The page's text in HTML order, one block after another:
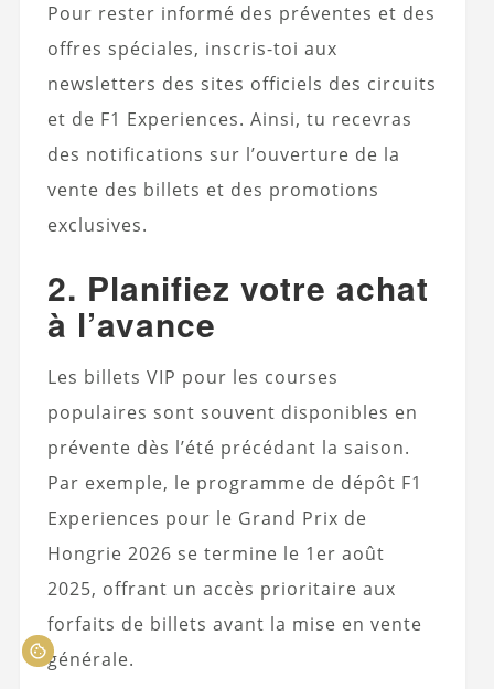
Pour rester informé des préventes et des
offres spéciales, inscris-toi aux
newsletters des sites officiels des circuits
et de F1 Experiences. Ainsi, tu recevras
des notifications sur l’ouverture de la
vente des billets et des promotions
exclusives.
2. Planifiez votre achat
à l’avance
Les billets VIP pour les courses
populaires sont souvent disponibles en
prévente dès l’été précédant la saison.
Par exemple, le programme de dépôt F1
Experiences pour le Grand Prix de
Hongrie 2026 se termine le 1er août
2025, offrant un accès prioritaire aux
forfaits de billets avant la mise en vente
générale.